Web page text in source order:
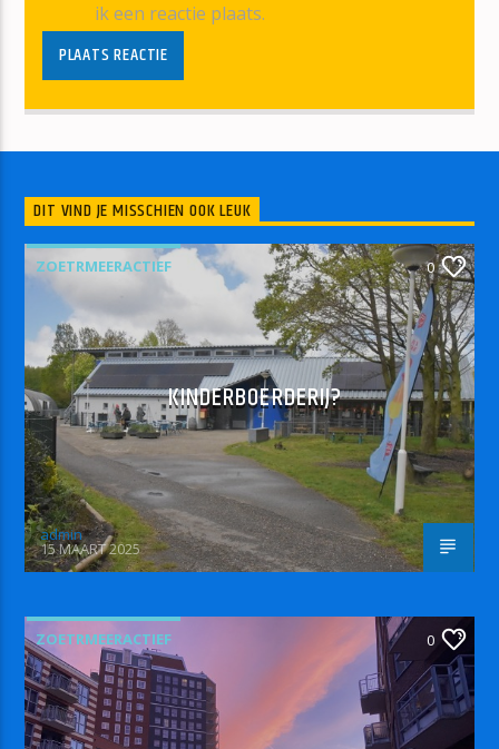
ik een reactie plaats.
DIT VIND JE MISSCHIEN OOK LEUK
ZOETRMEERACTIEF 0
KINDERBOERDERIJ?
admin
15 MAART 2025
ZOETRMEERACTIEF 0